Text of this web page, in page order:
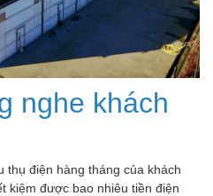
nghe khách
thụ điện hàng tháng của khách
kiệm được bao nhiêu tiền điện